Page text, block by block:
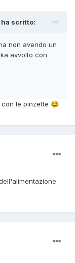
scritto:
non avendo un
avvolto con
le pinzette 😂